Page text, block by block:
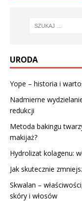
URODA
Yope – historia i
Nadmierne
redukcji
Metoda bakingu
makijaż?
Hydrolizat kolagenu:
Jak skutecznie
Skwalan –
skóry i włosów